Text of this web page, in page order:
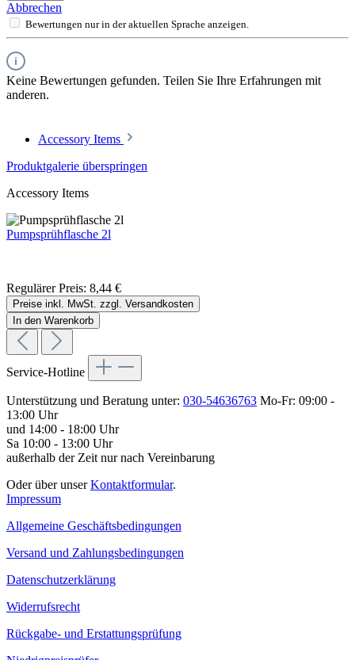
Abbrechen
Bewertungen nur in der aktuellen Sprache anzeigen.
Keine Bewertungen gefunden. Teilen Sie Ihre Erfahrungen mit
anderen.
Accessory Items
Produktgalerie überspringen
Accessory Items
Pumpsprühflasche 2l
Regulärer Preis: 8,44 €
Preise inkl. MwSt. zzgl. Versandkosten
In den Warenkorb
Service-Hotline
Unterstützung und Beratung unter: 030-54636763 Mo-Fr: 09:00 -
13:00 Uhr
und 14:00 - 18:00 Uhr
Sa 10:00 - 13:00 Uhr
außerhalb der Zeit nur nach Vereinbarung
Oder über unserKontaktformular.
Impressum
Allgemeine Geschäftsbedingungen
Versand und Zahlungsbedingungen
Datenschutzerklärung
Widerrufsrecht
Rückgabe- und Erstattungsprüfung